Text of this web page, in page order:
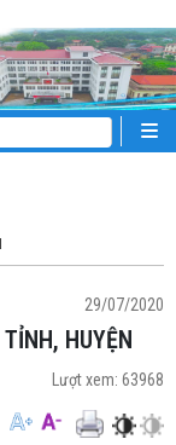
29/07/2020
TỈNH, HUYỆN
Lượt xem: 63968